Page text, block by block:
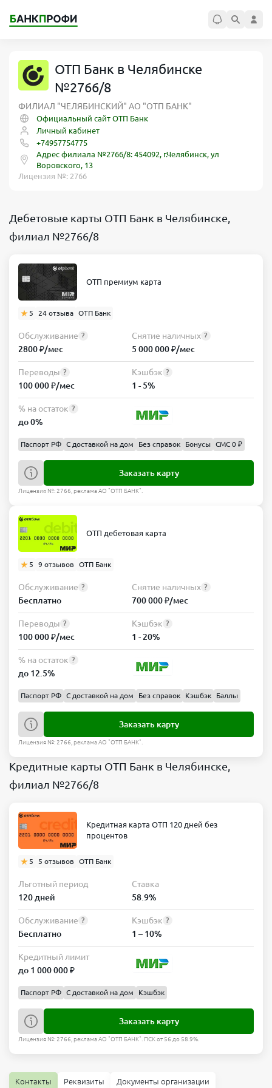
ОТП Банк в Челябинске
№2766/8
ФИЛИАЛ "ЧЕЛЯБИНСКИЙ" АО "ОТП БАНК"
Официальный сайт ОТП Банк
Личный кабинет
+74957754775
Адрес филиала №2766/8: 454092, г.Челябинск, ул
Воровского, 13
Лицензия №: 2766
Дебетовые карты ОТП Банк в Челябинске,
филиал №2766/8
ОТП премиум карта
5 24 отзыва ОТП Банк
Обслуживание ?
2800 ₽/мес
Снятие наличных ?
5 000 000 ₽/мес
Переводы ?
100 000 ₽/мес
Кэшбэк ?
1 - 5%
% на остаток ?
до 0%
Паспорт РФ С доставкой на дом Без справок Бонусы СМС 0 ₽
Заказать карту
Лицензия №: 2766, реклама АО "ОТП БАНК".
ОТП дебетовая карта
5 9 отзывов ОТП Банк
Обслуживание ?
Бесплатно
Снятие наличных ?
700 000 ₽/мес
Переводы ?
100 000 ₽/мес
Кэшбэк ?
1 - 20%
% на остаток ?
до 12.5%
Паспорт РФ С доставкой на дом Без справок Кэшбэк Баллы
Заказать карту
Лицензия №: 2766, реклама АО "ОТП БАНК".
Кредитные карты ОТП Банк в Челябинске,
филиал №2766/8
Кредитная карта ОТП 120 дней без
процентов
5 5 отзывов ОТП Банк
Льготный период
120 дней
Ставка
58.9%
Обслуживание ?
Бесплатно
Кэшбэк ?
1 – 10%
Кредитный лимит
до 1 000 000 ₽
Паспорт РФ С доставкой на дом Кэшбэк
Заказать карту
Лицензия №: 2766, реклама АО "ОТП БАНК". ПСК от 56 до 58.9%.
Контакты Реквизиты Документы организации